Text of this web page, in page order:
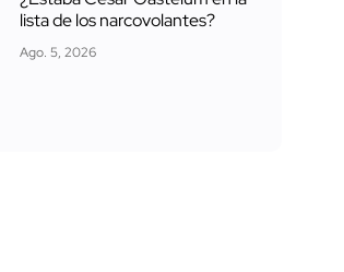
lista de los narcovolantes?
Ago. 5, 2026